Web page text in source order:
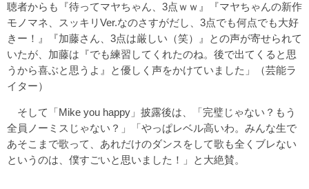
聴者からも『待ってマヤちゃん、3点ｗｗ』『マヤちゃんの新作
モノマネ、スッキリVer.なのさすがだし、3点でも何点でも大好
きー！』『加藤さん、3点は厳しい（笑）』との声が寄せられて
いたが、加藤は『でも練習してくれたのね。後で出てくると思
うから喜ぶと思うよ』と優しく声をかけていました」（芸能ラ
イター）
そして「Mike you happy」披露後は、「完璧じゃない？もう
全員ノーミスじゃない？」「やっぱレベル高いわ。みんな生で
あそこまで歌って、あれだけのダンスをして歌も全くブレない
というのは、僕すごいと思いました！」と大絶賛。